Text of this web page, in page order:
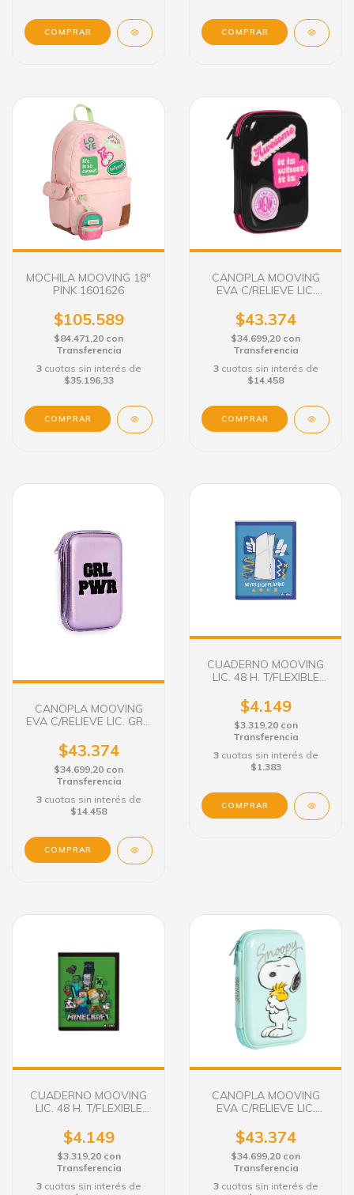
MOCHILA MOOVING 18"
PINK 1601626
$105.589
$84.471,20 con
Transferencia
3 cuotas sin interés de
$35.196,33
CANOPLA MOOVING
EVA C/RELIEVE LIC.
$43.374
$34.699,20 con
Transferencia
3 cuotas sin interés de
$14.458
CANOPLA MOOVING
EVA C/RELIEVE LIC. GRL.
$43.374
$34.699,20 con
Transferencia
3 cuotas sin interés de
$14.458
CUADERNO MOOVING
LIC. 48 H. T/FLEXIBLE
$4.149
$3.319,20 con
Transferencia
3 cuotas sin interés de
$1.383
COMPRAR
CUADERNO MOOVING
LIC. 48 H. T/FLEXIBLE
$4.149
$3.319,20 con
Transferencia
3 cuotas sin interés de
CANOPLA MOOVING
EVA C/RELIEVE LIC.
$43.374
$34.699,20 con
Transferencia
3 cuotas sin interés de